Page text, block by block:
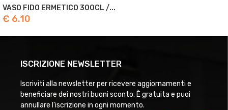
VASO FIDO ERMETICO 400CL /...
€ 8.50
ISCRIZIONE NEWSLETTER
Iscriviti alla newsletter per ricevere aggiornamenti e
beneficiare dei nostri buoni sconto. È gratuita e puoi
annullare l'iscrizione in ogni momento.